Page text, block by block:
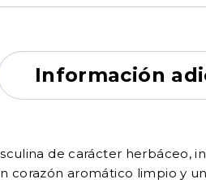
Información
de carácter herbáceo,
corazón aromático limpio y